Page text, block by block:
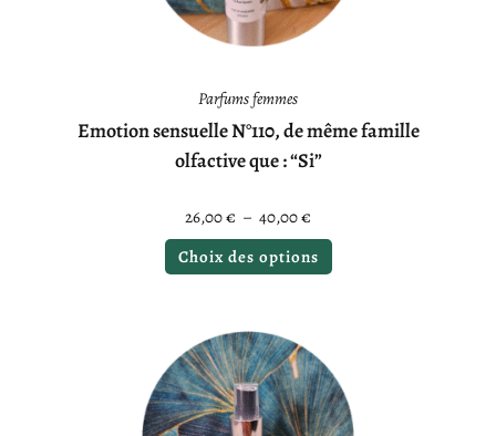
Parfums femmes
Emotion sensuelle N°110, de même famille
olfactive que : “Si”
26,00€ – 40,00€
Choix des options